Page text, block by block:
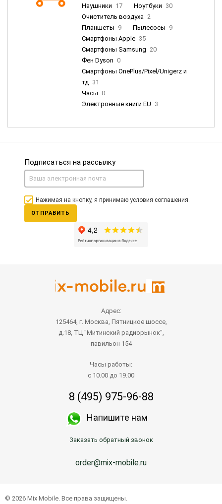
Наушники 17 Ноутбуки 30
Очиститель воздуха 2
Планшеты 9 Пылесосы 9
Смартфоны Apple 35
Смартфоны Samsung 20
Фен Dyson 0
Смартфоны OnePlus/Pixel/Unigerz и
тд 31
Часы 0
Электронные книги EU 3
Подписаться на рассылку
Нажимая на кнопку, я принимаю условия соглашения.
ОТПРАВИТЬ
Адрес:
125464, г. Москва, Пятницкое шоссе,
д.18, ТЦ "Митинский радиорынок",
павильон 154
Часы работы:
с 10.00 до 19.00
8 (495) 975-96-88
Напишите нам
Заказать обратный звонок
order@mix-mobile.ru
© 2026 Mix Mobile. Все права защищены.